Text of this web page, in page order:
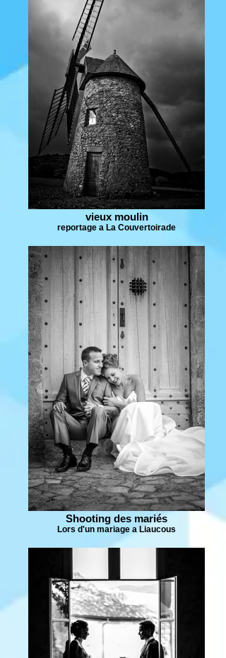
vieux moulin
reportage a La Couvertoirade
Shooting des mariés
Lors d'un mariage a Liaucous